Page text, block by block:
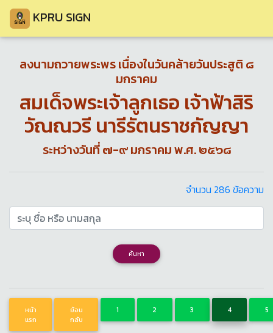
KPRU SIGN
ลงนามถวายพระพร เนื่องในวันคล้ายวันประสูติ ๘
มกราคม
สมเด็จพระเจ้าลูกเธอ เจ้าฟ้าสิริ
วัณณวรี นารีรัตนราชกัญญา
ระหว่างวันที่ ๗-๙ มกราคม พ.ศ. ๒๕๖๘
จำนวน 286 ข้อความ
ค้นหา
หน้า
แรก
ย้อน
กลับ
1 2 3 4 5